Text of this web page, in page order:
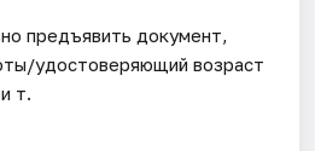
предъявить документ,
удостоверяющий возраст
т.